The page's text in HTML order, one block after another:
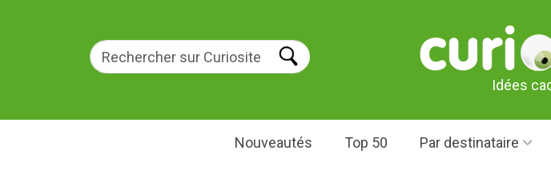
Idées
Nouveautés Top 50 Par destinataire